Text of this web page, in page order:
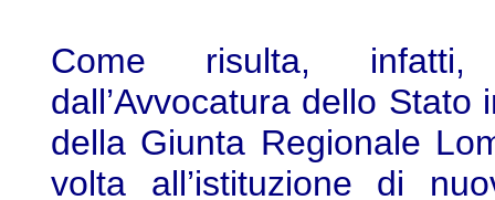
Come risulta, infatti,
dall’Avvocatura dello
della Giunta Regionale
volta all’istituzione di